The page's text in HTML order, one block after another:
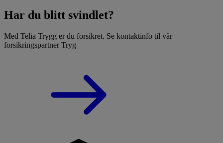
Har du blitt svindlet?
Med Telia Trygg er du forsikret. Se kontaktinfo til vår
forsikringspartner Tryg